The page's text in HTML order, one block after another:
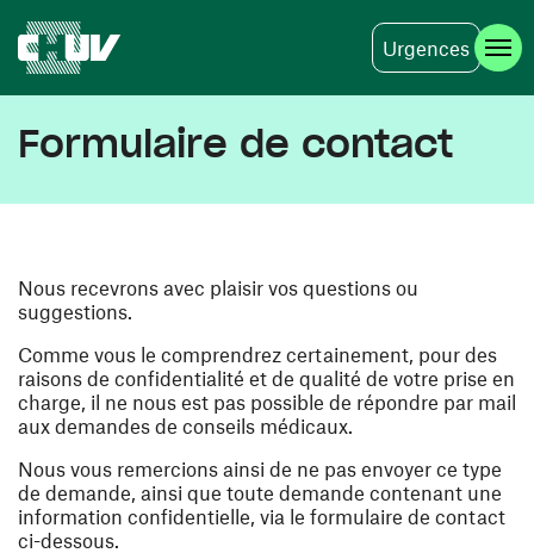
Urgences
Formulaire de contact
Nous recevrons avec plaisir vos questions ou
suggestions.
Comme vous le comprendrez certainement, pour des
raisons de confidentialité et de qualité de votre prise en
charge, il ne nous est pas possible de répondre par mail
aux demandes de conseils médicaux.
Nous vous remercions ainsi de ne pas envoyer ce type
de demande, ainsi que toute demande contenant une
information confidentielle, via le formulaire de contact
ci-dessous.